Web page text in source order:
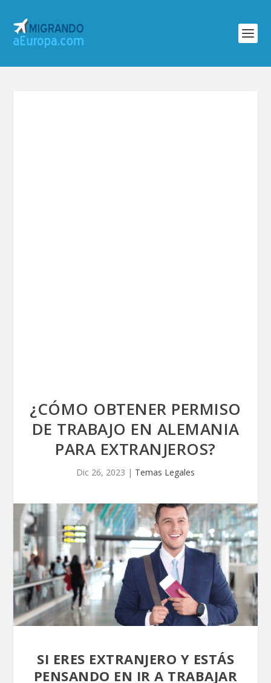
¿CÓMO OBTENER PERMISO
DE TRABAJO EN ALEMANIA
PARA EXTRANJEROS?
Dic 26, 2023 | Temas Legales
SI ERES EXTRANJERO Y ESTÁS
PENSANDO EN IR A TRABAJAR